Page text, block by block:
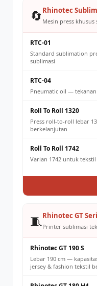
🔄 Rhinotec
Mesin press
RTC-01
Standard sublimation
sublimasi
RTC-04
Pneumatic oil —
Roll To Roll 1320
Press roll-to-roll lebar
berkelanjutan
Roll To Roll 1742
Varian 1742 untuk
🧵Rhinotec GT
Printer sublimasi
Rhinotec GT 190 S
Lebar 190 cm —
jersey & fashion tekstil